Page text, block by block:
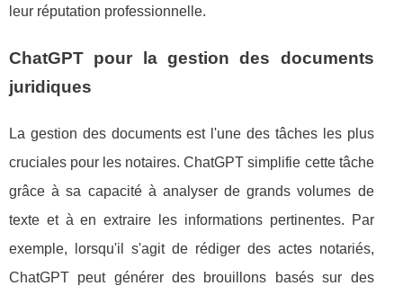
leur réputation professionnelle.
ChatGPT pour la gestion des documents
juridiques
La gestion des documents est l'une des tâches les plus
cruciales pour les notaires. ChatGPT simplifie cette tâche
grâce à sa capacité à analyser de grands volumes de
texte et à en extraire les informations pertinentes. Par
exemple, lorsqu'il s'agit de rédiger des actes notariés,
ChatGPT peut générer des brouillons basés sur des